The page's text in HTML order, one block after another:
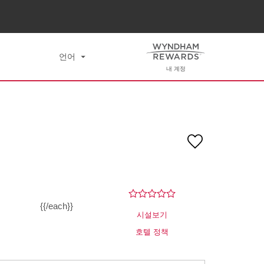
언어
내 계정
{{/each}}
시설보기
호텔 정책